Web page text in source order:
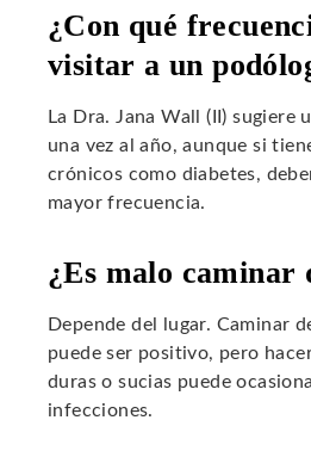
¿Con qué
visitar a un
La Dra. Jana Wall (II) sugiere
una vez al año, aunque si
crónicos como diabetes,
mayor frecuencia.
¿Es malo caminar
Depende del lugar. Caminar
puede ser positivo, pero
duras o sucias puede
infecciones.